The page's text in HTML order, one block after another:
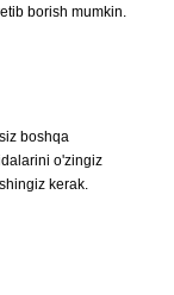
borish mumkin.
boshqa
o'zingiz
kerak.